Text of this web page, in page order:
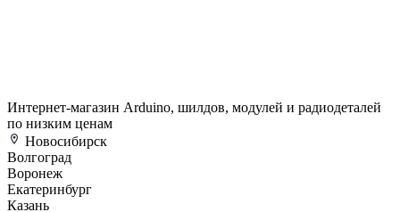
Интернет-магазин Arduino, шилдов, модулей и радиодеталей
по низким ценам
Новосибирск
Волгоград
Воронеж
Екатеринбург
Казань